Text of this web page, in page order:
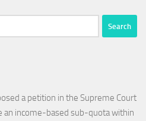
a petition in the Supreme Court
an income-based sub-quota within